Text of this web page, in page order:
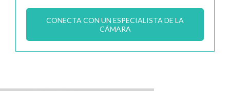
CONECTA CON UN ESPECIALISTA DE LA
CÁMARA